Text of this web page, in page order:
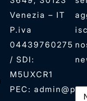
Venezia – IT
P.iva
04439760275
/ SDI:
M5UXCR1
PEC: